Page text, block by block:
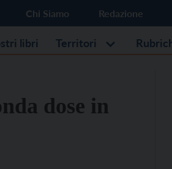
Chi Siamo Redazione
libri Territori
dose in